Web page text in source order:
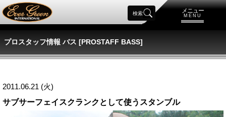
メニュー
MENU
検索
プロスタッフ情報 バス [PROSTAFF BASS]
2011.06.21 (火)
サブサーフェイスクランクとして使うスタンブル